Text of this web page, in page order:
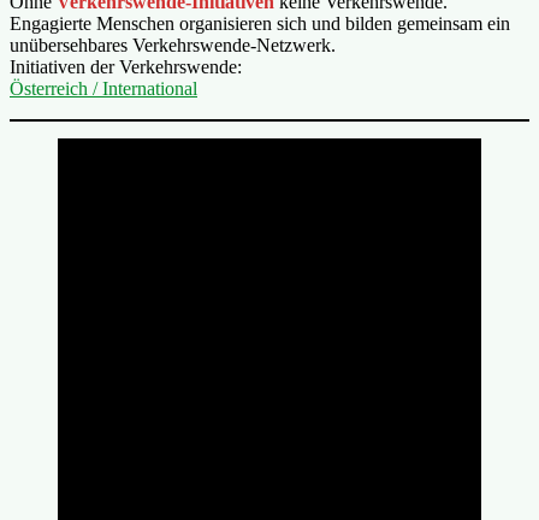
Engagierte Menschen organisieren sich und bilden gemeinsam ein
unübersehbares Verkehrswende-Netzwerk.
Initiativen der Verkehrswende:
Österreich / International